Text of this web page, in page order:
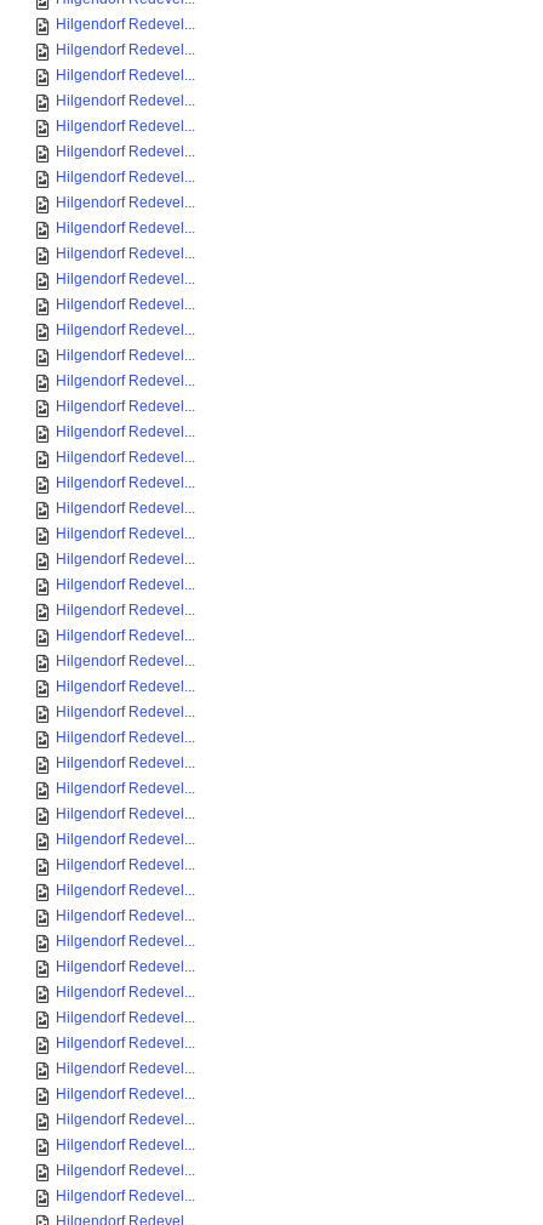
Hilgendorf Redevel...
Hilgendorf Redevel...
Hilgendorf Redevel...
Hilgendorf Redevel...
Hilgendorf Redevel...
Hilgendorf Redevel...
Hilgendorf Redevel...
Hilgendorf Redevel...
Hilgendorf Redevel...
Hilgendorf Redevel...
Hilgendorf Redevel...
Hilgendorf Redevel...
Hilgendorf Redevel...
Hilgendorf Redevel...
Hilgendorf Redevel...
Hilgendorf Redevel...
Hilgendorf Redevel...
Hilgendorf Redevel...
Hilgendorf Redevel...
Hilgendorf Redevel...
Hilgendorf Redevel...
Hilgendorf Redevel...
Hilgendorf Redevel...
Hilgendorf Redevel...
Hilgendorf Redevel...
Hilgendorf Redevel...
Hilgendorf Redevel...
Hilgendorf Redevel...
Hilgendorf Redevel...
Hilgendorf Redevel...
Hilgendorf Redevel...
Hilgendorf Redevel...
Hilgendorf Redevel...
Hilgendorf Redevel...
Hilgendorf Redevel...
Hilgendorf Redevel...
Hilgendorf Redevel...
Hilgendorf Redevel...
Hilgendorf Redevel...
Hilgendorf Redevel...
Hilgendorf Redevel...
Hilgendorf Redevel...
Hilgendorf Redevel...
Hilgendorf Redevel...
Hilgendorf Redevel...
Hilgendorf Redevel...
Hilgendorf Redevel...
Hilgendorf Redevel...